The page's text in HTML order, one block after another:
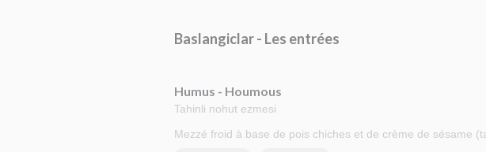
Baslangiclar - Les entrées
Humus - Houmous
Tahinli nohut ezmesi
Mezzé froid à base de pois chiches et de crème de sésame